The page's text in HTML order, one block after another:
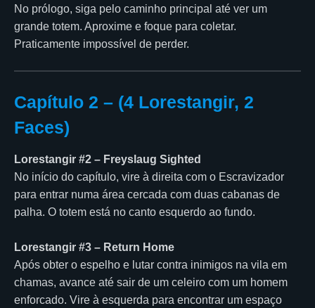
No prólogo, siga pelo caminho principal até ver um
grande totem. Aproxime e foque para coletar.
Praticamente impossível de perder.
Capítulo 2 – (4 Lorestangir, 2
Faces)
Lorestangir #2 – Freyslaug Sighted
No início do capítulo, vire à direita com o Escravizador
para entrar numa área cercada com duas cabanas de
palha. O totem está no canto esquerdo ao fundo.
Lorestangir #3 – Return Home
Após obter o espelho e lutar contra inimigos na vila em
chamas, avance até sair de um celeiro com um homem
enforcado. Vire à esquerda para encontrar um espaço